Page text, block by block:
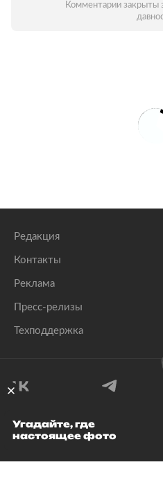
Комментарии закрыты
Редакция
Контакты
Реклама
Пресс-релизы
Техподдержка
© 1999–2026 Все
Угадайте, где
настоящее фото